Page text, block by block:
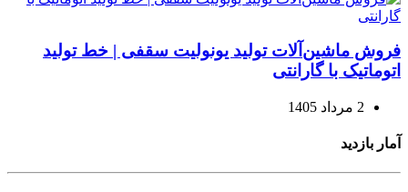
فروش ماشین‌آلات تولید یونولیت سقفی | خط تولید
اتوماتیک با گارانتی
2 مرداد 1405
آمار بازدید